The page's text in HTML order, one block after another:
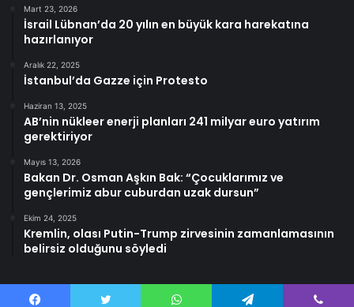
Mart 23, 2026
İsrail Lübnan’da 20 yılın en büyük kara harekatına
hazırlanıyor
Aralık 22, 2025
İstanbul’da Gazze için Protesto
Haziran 13, 2025
AB’nin nükleer enerji planları 241 milyar euro yatırım
gerektiriyor
Mayıs 13, 2026
Bakan Dr. Osman Aşkın Bak: “Çocuklarımız ve
gençlerimiz abur cuburdan uzak dursun”
Ekim 24, 2025
Kremlin, olası Putin-Trump zirvesinin zamanlamasının
belirsiz olduğunu söyledi